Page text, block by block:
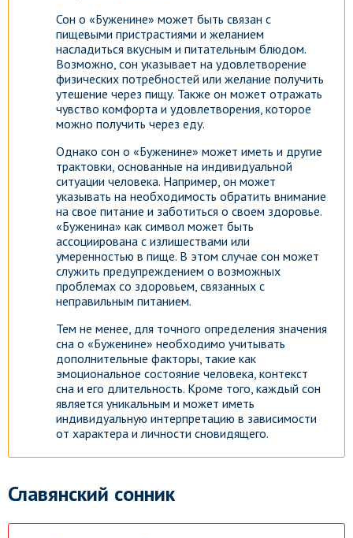
Сон о «Буженине» может быть связан с
пищевыми пристрастиями и желанием
насладиться вкусным и питательным блюдом.
Возможно, сон указывает на удовлетворение
физических потребностей или желание получить
утешение через пищу. Также он может отражать
чувство комфорта и удовлетворения, которое
можно получить через еду.
Однако сон о «Буженине» может иметь и другие
трактовки, основанные на индивидуальной
ситуации человека. Например, он может
указывать на необходимость обратить внимание
на свое питание и заботиться о своем здоровье.
«Буженина» как символ может быть
ассоциирована с излишествами или
умеренностью в пище. В этом случае сон может
служить предупреждением о возможных
проблемах со здоровьем, связанных с
неправильным питанием.
Тем не менее, для точного определения значения
сна о «Буженине» необходимо учитывать
дополнительные факторы, такие как
эмоциональное состояние человека, контекст
сна и его длительность. Кроме того, каждый сон
является уникальным и может иметь
индивидуальную интерпретацию в зависимости
от характера и личности сновидящего.
Славянский сонник